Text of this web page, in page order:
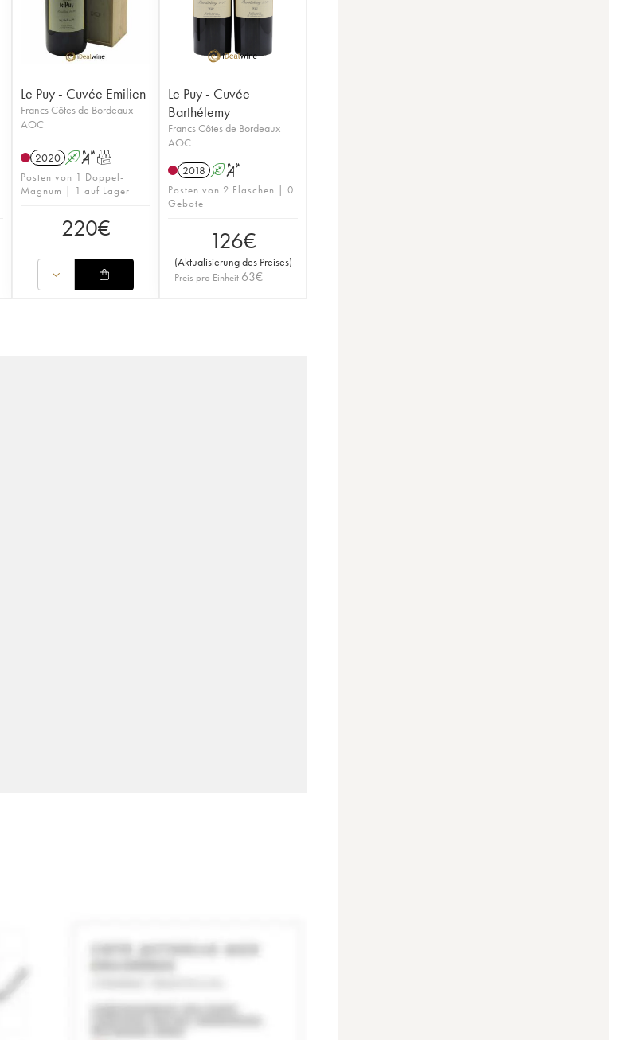
Le Puy - Cuvée Emilien
Francs Côtes de Bordeaux
AOC
2020 A ST
Posten von 1 Doppel-
Magnum | 1 auf Lager
220€
Le Puy - Cuvée
Barthélemy
Francs Côtes de Bordeaux
AOC
2018 A S
Posten von 2 Flaschen | 0
Gebote
126€
(Aktualisierung des Preises)
Preis pro Einheit 63€